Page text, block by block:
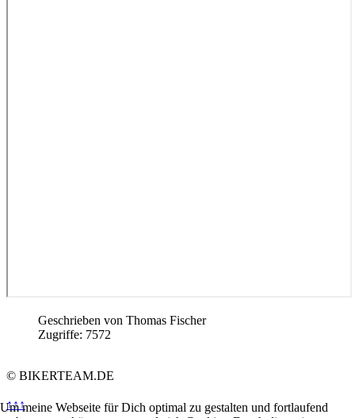
Geschrieben von Thomas Fischer
Zugriffe: 7572
© BIKERTEAM.DE
↑↑↑
Um meine Webseite für Dich optimal zu gestalten und fortlaufend